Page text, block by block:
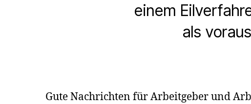
einem
als
Gute Nachrichten für Arbeitgeber und